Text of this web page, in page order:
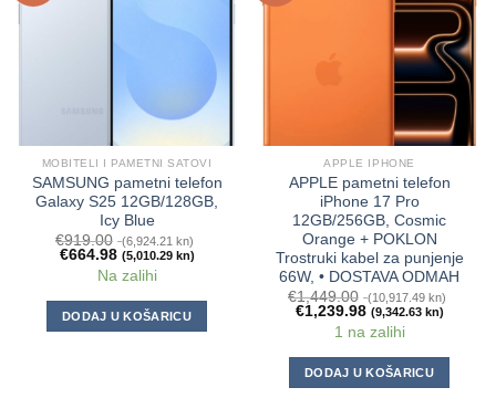
MOBITELI I PAMETNI SATOVI
SAMSUNG pametni telefon
Galaxy S25 12GB/128GB,
Icy Blue
€919.00 (6,924.21 kn)
€664.98 (5,010.29 kn)
Na zalihi
DODAJ U KOŠARICU
APPLE IPHONE
APPLE pametni telefon
iPhone 17 Pro
12GB/256GB, Cosmic
Orange + POKLON
Trostruki kabel za punjenje
66W, • DOSTAVA ODMAH
€1,449.00 (10,917.49 kn)
€1,239.98 (9,342.63 kn)
1 na zalihi
DODAJ U KOŠARICU